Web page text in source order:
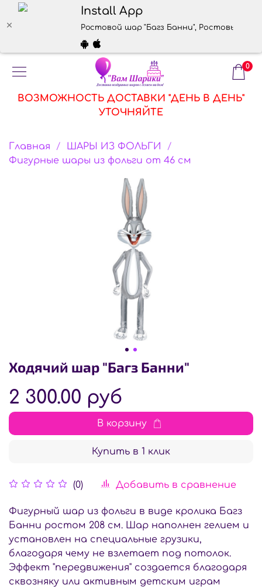
Install App
Ростовой шар "Багз Банни", Ростовые
0
ВОЗМОЖНОСТЬ ДОСТАВКИ "ДЕНЬ В ДЕНЬ"
УТОЧНЯЙТЕ
Главная
ШАРЫ ИЗ ФОЛЬГИ
Фигурные шары из фольги от 46 см
Ходячий шар "Багз Банни"
(0) Добавить в сравнение
2 300.00 руб
В корзину
Купить в 1 клик
Фигурный шар из фольги в виде кролика Багз
Банни ростом 208 см. Шар наполнен гелием и
установлен на специальные грузики,
благодаря чему не взлетает под потолок.
Эффект "передвижения" создается благодаря
сквозняку или активным детским играм